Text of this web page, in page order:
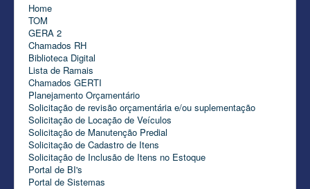
Sankhya
Tutoriais Nexti
Home
TOM
GERA 2
Chamados RH
Biblioteca Digital
Lista de Ramais
Chamados GERTI
Planejamento Orçamentário
Solicitação de revisão orçamentária e/ou suplementação
Solicitação de Locação de Veículos
Solicitação de Manutenção Predial
Solicitação de Cadastro de Itens
Solicitação de Inclusão de Itens no Estoque
Portal de BI's
Portal de Sistemas